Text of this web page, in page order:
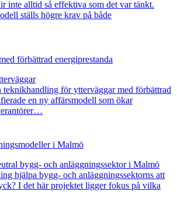
inte alltid så effektiva som det var tänkt.
ställs högre krav på både
teknikhandling för ytterväggar med förbättrad
en ny affärsmodell som ökar
bygg- och anläggningssektor i Malmö
hjälpa bygg- och anläggningssektorns att
I det här projektet ligger fokus på vilka